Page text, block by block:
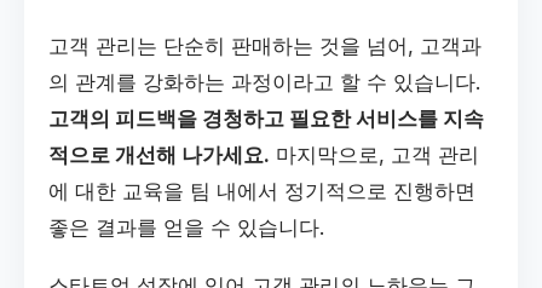
고객 관리는 단순히 판매하는 것을 넘어, 고객과
의 관계를 강화하는 과정이라고 할 수 있습니다.
고객의 피드백을 경청하고 필요한 서비스를 지속
적으로 개선해 나가세요. 마지막으로, 고객 관리
에 대한 교육을 팀 내에서 정기적으로 진행하면
좋은 결과를 얻을 수 있습니다.